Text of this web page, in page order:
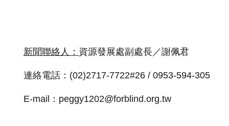
新聞聯絡人： 資源發展處副處長／謝佩君
連絡電話：(02)2717-7722#26 / 0953-594-305
E-mail：peggy1202@forblind.org.tw